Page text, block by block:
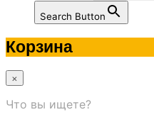
Search Button
Корзина
×
Что вы ищете?